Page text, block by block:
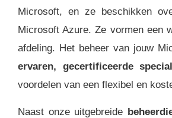
Microsoft, en ze beschikken
Microsoft Azure. Ze vormen een
afdeling. Het beheer van jouw
ervaren, gecertificeerde
voordelen van een flexibel en
Naast onze uitgebreide